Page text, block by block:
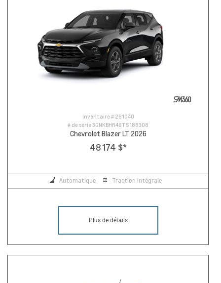
Inventaire # 261040
# de série3GNKBHR46TS188308
Chevrolet Blazer LT 2026
48 174 $*
Automatique Traction Intégrale
Plus de détails